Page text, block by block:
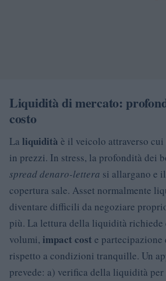
Liquidità di mercato:
costo
La liquidità è il veicolo attraverso
in prezzi. In stress, la profondità dei
spread denaro-lettera si allargano e
copertura sale. Asset normalmente
diventare difficili da negoziare
più. La lettura della liquidità richiede
volumi, impact cost e
rispetto a condizioni tranquille. Un
prevede: a) verifica della liquidità per